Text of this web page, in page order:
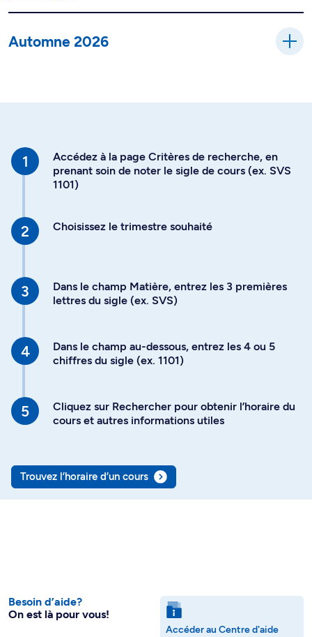
Automne 2026
Accédez à la page Critères de recherche, en
prenant soin de noter le sigle de cours (ex. SVS
1101)
Choisissez le trimestre souhaité
Dans le champ Matière, entrez les 3 premières
lettres du sigle (ex. SVS)
Dans le champ au-dessous, entrez les 4 ou 5
chiffres du sigle (ex. 1101)
Cliquez sur Rechercher pour obtenir l’horaire du
cours et autres informations utiles
Trouvez l’horaire d’un cours
Besoin d’aide?
On est là pour vous!
Accéder au Centre d'aide